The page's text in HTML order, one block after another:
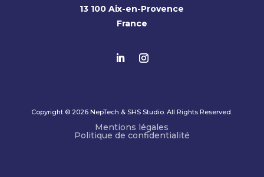
13 100 Aix-en-Provence
France
Copyright © 2026 NepTech & SHS Studio. All Rights Reserved.
Mentions légales
Politique de confidentialité